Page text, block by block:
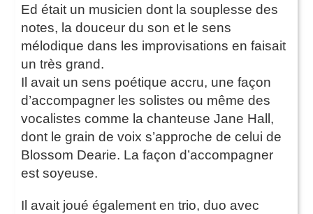
Ed était un musicien dont la souplesse des
notes, la douceur du son et le sens
mélodique dans les improvisations en faisait
un très grand.
Il avait un sens poétique accru, une façon
d’accompagner les solistes ou même des
vocalistes comme la chanteuse Jane Hall,
dont le grain de voix s’approche de celui de
Blossom Dearie. La façon d’accompagner
est soyeuse.
Il avait joué également en trio, duo avec